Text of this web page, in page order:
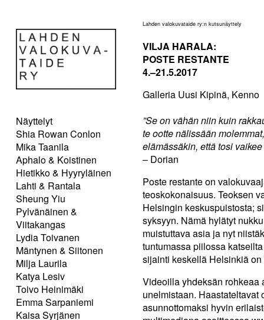
Näyttelyt
Shia Rowan Conlon
Mika Taanila
Aphalo & Koistinen
Hietikko & Hyyryläinen
Lahti & Rantala
Sheung Yiu
Pylvänäinen &
Viitakangas
Lydia Toivanen
Mäntynen & Siitonen
Milja Laurila
Katya Lesiv
Toivo Heinimäki
Emma Sarpaniemi
Kaisa Syrjänen
Lahden valokuvataide ry:n kutsunäyttely
VILJA HARALA:
POSTE RESTANTE
4.–21.5.2017
Galleria Uusi Kipinä, Kenno
”Se on vähän niin kuin
te ootte nälissään
elämässäkin, että tosi
– Dorian
Poste restante on
teoskokonaisuus. Teoksen
Helsingin keskuspuistosta;
syksyyn. Nämä hylätyt
muistuttava asia ja nyt
tuntumassa piilossa
sijainti keskellä Helsinkiä
Videoilla yhdeksän rohkeaa
unelmistaan.
asunnottomaksi hyvin